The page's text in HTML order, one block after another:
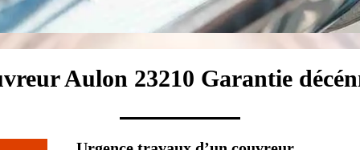
Aulon 23210 Garantie